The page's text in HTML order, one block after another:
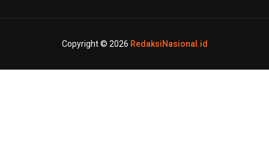
Copyright © 2026 RedaksiNasional.id